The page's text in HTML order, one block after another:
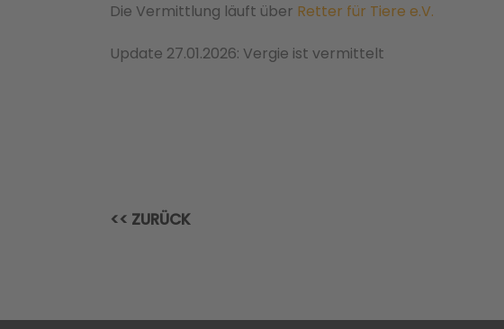
Die Vermittlung läuft über Retter für Tiere e.V.
Update 27.01.2026: Vergie ist vermittelt
<< ZURÜCK